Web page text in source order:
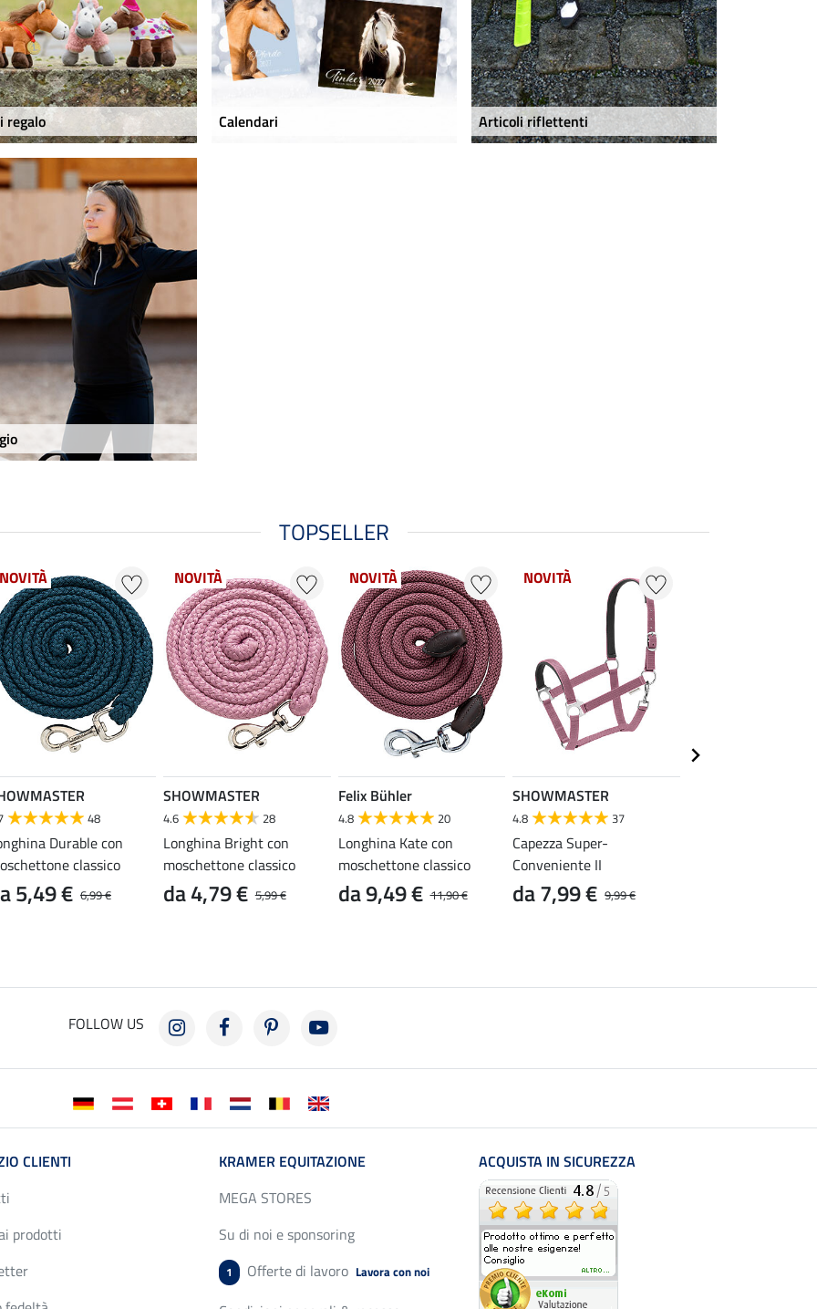
regalo Calendari Articoli riflettenti
TOPSELLER
NOVITÀ
48
Durable con
classico
6,99 €
5,49 €
NOVITÀ
SHOWMASTER
4.6 28
Longhina Bright con
moschettone classico
5,99 €
da 4,79 €
NOVITÀ
Felix Bühler
4.8 20
Longhina Kate con
moschettone classico
11,90 €
da 9,49 €
NOVITÀ
SHOWMASTER
4.8 37
Capezza Super-
Conveniente II
9,99 €
da 7,99 €
FOLLOW US
CLIENTI
prodotti
KRAMER EQUITAZIONE
MEGA STORES
Su di noi e sponsoring
1 Offerte di lavoro Lavora con noi
ACQUISTA IN SICUREZZA